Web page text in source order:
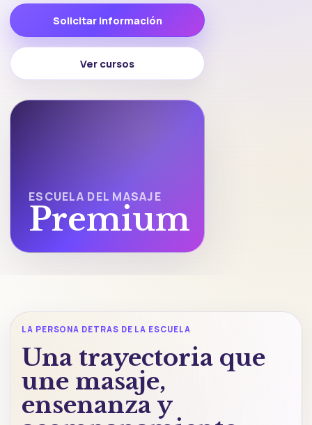
Solicitar información
Ver cursos
ESCUELA DEL MASAJE
Premium
LA PERSONA DETRAS DE LA ESCUELA
Una trayectoria que
une masaje,
ensenanza y